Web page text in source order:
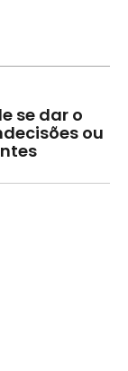
se dar o
ou